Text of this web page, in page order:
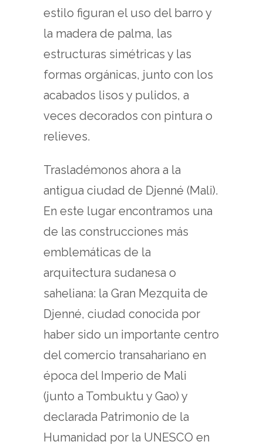
estilo figuran el uso del barro y
la madera de palma, las
estructuras simétricas y las
formas orgánicas, junto con los
acabados lisos y pulidos, a
veces decorados con pintura o
relieves.
Trasladémonos ahora a la
antigua ciudad de Djenné (Mali).
En este lugar encontramos una
de las construcciones más
emblemáticas de la
arquitectura sudanesa o
saheliana: la Gran Mezquita de
Djenné, ciudad conocida por
haber sido un importante centro
del comercio transahariano en
época del Imperio de Mali
(junto a Tombuktu y Gao) y
declarada Patrimonio de la
Humanidad por la UNESCO en